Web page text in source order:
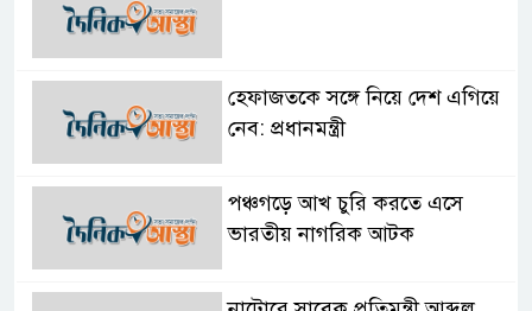
হেফাজতকে সঙ্গে নিয়ে দেশ এগিয়ে
নেব: প্রধানমন্ত্রী
পঞ্চগড়ে আখ চুরি করতে এসে
ভারতীয় নাগরিক আটক